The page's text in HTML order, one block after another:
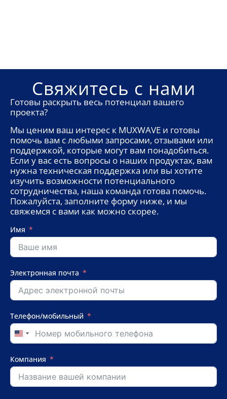
Свяжитесь с нами
Готовы раскрыть весь потенциал вашего
проекта?
Мы ценим ваш интерес к MUXWAVE и готовы
помочь вам с любыми запросами, отзывами или
поддержкой, которые могут вам понадобиться.
Если у вас есть вопросы о наших продуктах, вам
нужна техническая поддержка или вы хотите
изучить возможности потенциального
сотрудничества, наша команда готова помочь.
Пожалуйста, заполните форму ниже, и мы
свяжемся с вами как можно скорее.
Имя
Электронная почта
Телефон/мобильный
United
States
+1
Компания